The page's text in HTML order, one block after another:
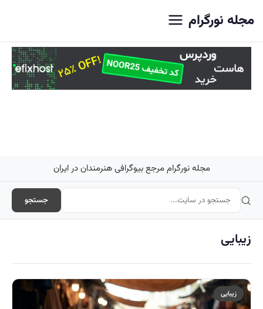
مجله نورگرام
مجله نورگرام مرجع بیوگرافی هنرمندان در ایران
جستجو
زیبایی
زیبایی